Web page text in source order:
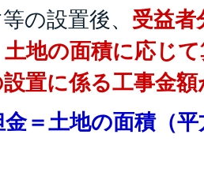
の設置後、 受益者
土地の面積に応じ
置に係る工事金額
金＝土地の面積（